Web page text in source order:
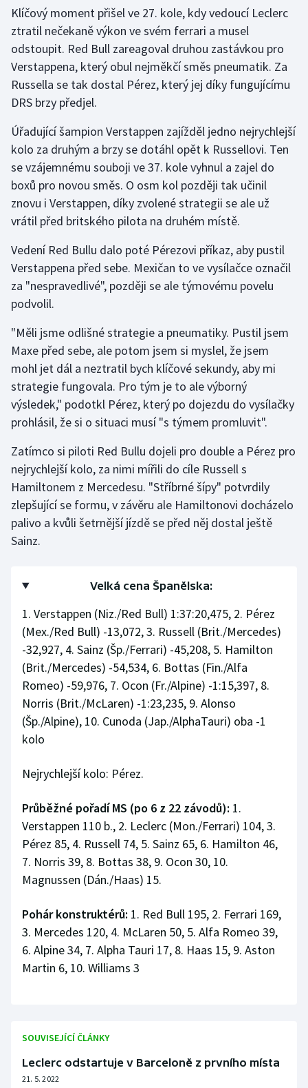
Klíčový moment přišel ve 27. kole, kdy vedoucí Leclerc
ztratil nečekaně výkon ve svém ferrari a musel
odstoupit. Red Bull zareagoval druhou zastávkou pro
Verstappena, který obul nejměkčí směs pneumatik. Za
Russella se tak dostal Pérez, který jej díky fungujícímu
DRS brzy předjel.
Úřadující šampion Verstappen zajížděl jedno nejrychlejší
kolo za druhým a brzy se dotáhl opět k Russellovi. Ten
se vzájemnému souboji ve 37. kole vyhnul a zajel do
boxů pro novou směs. O osm kol později tak učinil
znovu i Verstappen, díky zvolené strategii se ale už
vrátil před britského pilota na druhém místě.
Vedení Red Bullu dalo poté Pérezovi příkaz, aby pustil
Verstappena před sebe. Mexičan to ve vysílačce označil
za "nespravedlivé", později se ale týmovému povelu
podvolil.
"Měli jsme odlišné strategie a pneumatiky. Pustil jsem
Maxe před sebe, ale potom jsem si myslel, že jsem
mohl jet dál a neztratil bych klíčové sekundy, aby mi
strategie fungovala. Pro tým je to ale výborný
výsledek," podotkl Pérez, který po dojezdu do vysílačky
prohlásil, že si o situaci musí "s týmem promluvit".
Zatímco si piloti Red Bullu dojeli pro double a Pérez pro
nejrychlejší kolo, za nimi mířili do cíle Russell s
Hamiltonem z Mercedesu. "Stříbrné šípy" potvrdily
zlepšující se formu, v závěru ale Hamiltonovi docházelo
palivo a kvůli šetrnější jízdě se před něj dostal ještě
Sainz.
Velká cena Španělska:
1. Verstappen (Niz./Red Bull) 1:37:20,475, 2. Pérez
(Mex./Red Bull) -13,072, 3. Russell (Brit./Mercedes)
-32,927, 4. Sainz (Šp./Ferrari) -45,208, 5. Hamilton
(Brit./Mercedes) -54,534, 6. Bottas (Fin./Alfa
Romeo) -59,976, 7. Ocon (Fr./Alpine) -1:15,397, 8.
Norris (Brit./McLaren) -1:23,235, 9. Alonso
(Šp./Alpine), 10. Cunoda (Jap./AlphaTauri) oba -1
kolo
Nejrychlejší kolo: Pérez.
Průběžné pořadí MS (po 6 z 22 závodů): 1.
Verstappen 110 b., 2. Leclerc (Mon./Ferrari) 104, 3.
Pérez 85, 4. Russell 74, 5. Sainz 65, 6. Hamilton 46,
7. Norris 39, 8. Bottas 38, 9. Ocon 30, 10.
Magnussen (Dán./Haas) 15.
Pohár konstruktérů: 1. Red Bull 195, 2. Ferrari 169,
3. Mercedes 120, 4. McLaren 50, 5. Alfa Romeo 39,
6. Alpine 34, 7. Alpha Tauri 17, 8. Haas 15, 9. Aston
Martin 6, 10. Williams 3
SOUVISEJÍCÍ ČLÁNKY
Leclerc odstartuje v Barceloně z prvního místa
21. 5. 2022